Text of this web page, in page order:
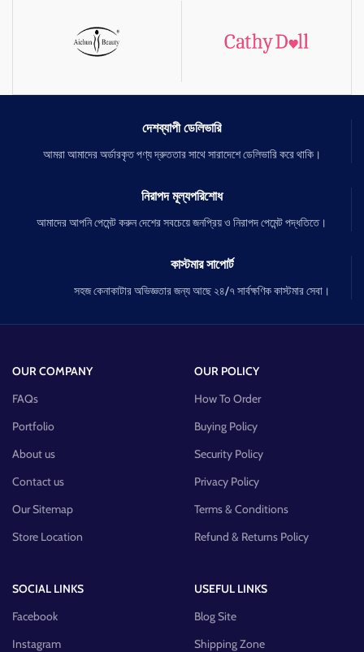
দেশব্যাপী ডেলিভারি
আমরা আমাদের অর্ডারকৃত পণ্য দ্রুততার সাথে সারাদেশে ডেলিভারি করে থাকি।
নিরাপদ মূল্যপরিশোধ
আমাদের আপনি পেমেন্ট করুন দেশের সবচেয়ে জনপ্রিয় ও নিরাপদ পেমেন্ট পদ্ধতিতে।
কাস্টমার সাপোর্ট
সহজ কেনাকাটার অভিজ্ঞতার জন্য আছে ২৪/৭ সার্বক্ষণিক কাস্টমার সেবা।
OUR COMPANY
FAQs
Portfolio
About us
Contact us
Our Sitemap
Store Location
OUR POLICY
How To Order
Buying Policy
Security Policy
Privacy Policy
Terms & Conditions
Refund & Returns Policy
SOCIAL LINKS
Facebook
Instagram
USEFUL LINKS
Blog Site
Shipping Zone